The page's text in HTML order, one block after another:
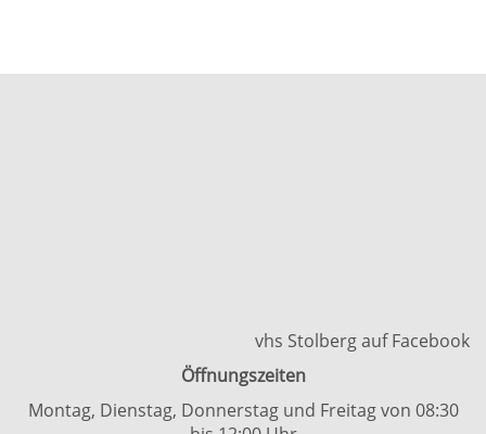
vhs Stolberg auf Facebook
Öffnungszeiten
Montag, Dienstag, Donnerstag und Freitag von 08:30